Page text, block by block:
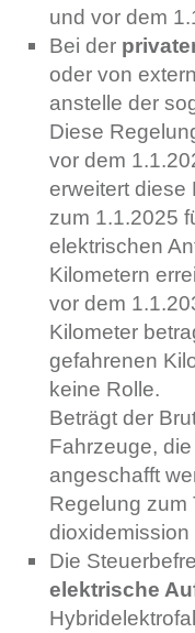
und vor dem
Bei der
oder von
anstelle der
Diese
vor dem
erweitert diese
zum 1.1.2025
elektrischen
Kilometern
vor dem
Kilometer
gefahrenen
keine Rolle.
Beträgt der
Fahrzeuge,
angeschafft
Regelung
dioxidemission
Die
elektrische